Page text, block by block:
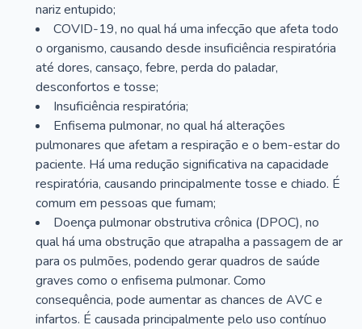
nariz entupido;
COVID-19, no qual há uma infecção que afeta todo
o organismo, causando desde insuficiência respiratória
até dores, cansaço, febre, perda do paladar,
desconfortos e tosse;
Insuficiência respiratória;
Enfisema pulmonar, no qual há alterações
pulmonares que afetam a respiração e o bem-estar do
paciente. Há uma redução significativa na capacidade
respiratória, causando principalmente tosse e chiado. É
comum em pessoas que fumam;
Doença pulmonar obstrutiva crônica (DPOC), no
qual há uma obstrução que atrapalha a passagem de ar
para os pulmões, podendo gerar quadros de saúde
graves como o enfisema pulmonar. Como
consequência, pode aumentar as chances de AVC e
infartos. É causada principalmente pelo uso contínuo